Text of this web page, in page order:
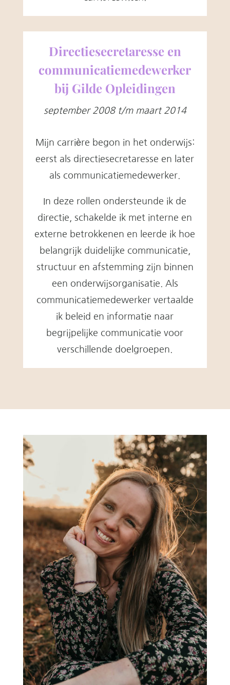
Directiesecretaresse en
communicatiemedewerker
bij Gilde Opleidingen
september 2008 t/m maart 2014
Mijn carrière begon in het onderwijs:
eerst als directiesecretaresse en later
als communicatiemedewerker.
In deze rollen ondersteunde ik de
directie, schakelde ik met interne en
externe betrokkenen en leerde ik hoe
belangrijk duidelijke communicatie,
structuur en afstemming zijn binnen
een onderwijsorganisatie. Als
communicatiemedewerker vertaalde
ik beleid en informatie naar
begrijpelijke communicatie voor
verschillende doelgroepen.